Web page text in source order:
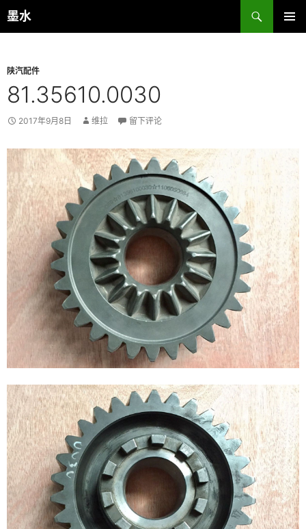
跳
至
墨水
搜
索
陕汽配件
81.35610.0030
2017年9月8日 维拉 留下评论